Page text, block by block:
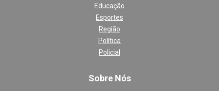
Educação
Esportes
Região
Política
Policial
Sobre Nós